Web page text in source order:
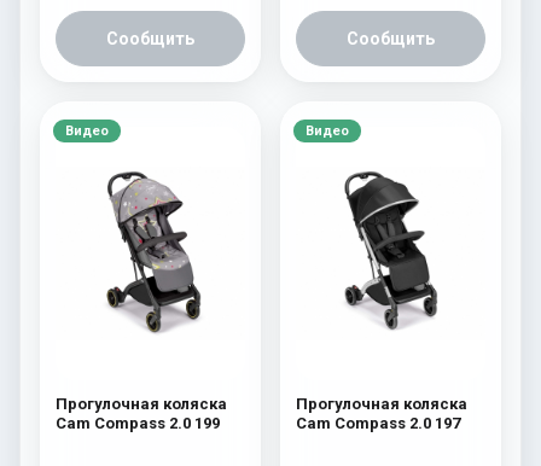
Сообщить Сообщить
Видео
Прогулочная коляска
Cam Compass 2.0 199
Видео
Прогулочная коляска
Cam Compass 2.0 197